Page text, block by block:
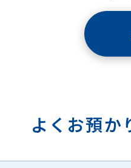
よくお預か